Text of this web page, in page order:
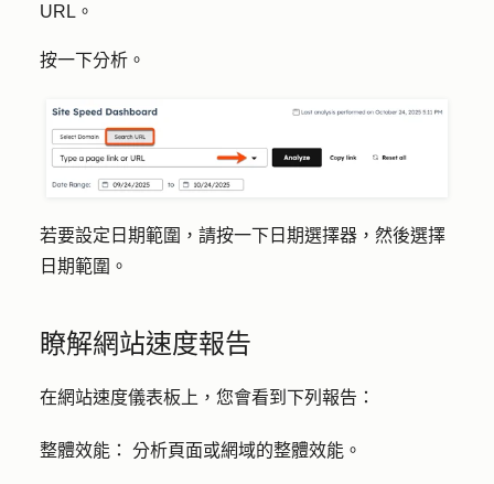
URL 。
按一下分析 。
若要設定日期範圍，請按一下 日期選擇器 ，然後選擇
日期範圍 。
瞭解網站速度報告
在網站速度儀表板上，您會看到下列報告：
整體效能： 分析頁面或網域的整體效能。